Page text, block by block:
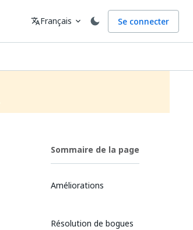
Langue
translateFrançais expand_more Se connecter
Sommaire de la page
Améliorations
Résolution de bogues